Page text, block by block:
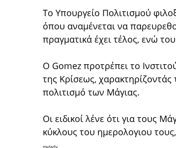
Το Υπουργείο Πολιτισμού
όπου αναμένεται να
πραγματικά έχει τέλος, ενώ
Ο Gomez προτρέπει το
της Κρίσεως,
πολιτισμό των Μάγιας.
Οι ειδικοί λένε ότι για τους
κύκλους του ημερολογιου